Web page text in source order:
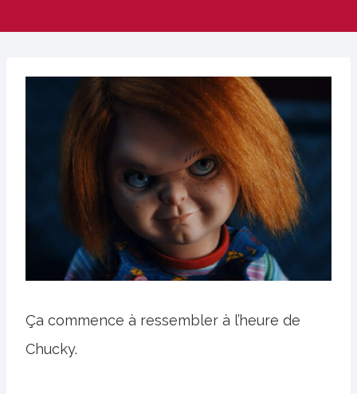
Ça commence à ressembler à l’heure de
Chucky.